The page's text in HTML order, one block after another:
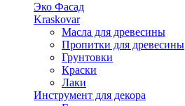
Эко Фасад
Kraskovar
Масла для древесины
Пропитки для древесины
Грунтовки
Краски
Лаки
Инструмент для декора